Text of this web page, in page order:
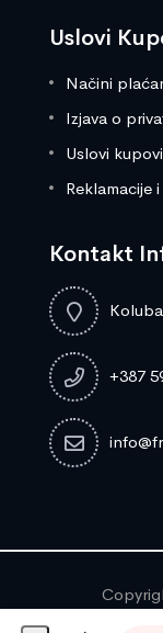
Uslovi
Načini
Izjava o
Uslovi
Reklamacije
Kontakt
+387